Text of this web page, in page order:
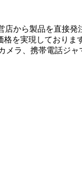
から製品を直接発
を実現しておりま
ラ、携帯電話ジャ